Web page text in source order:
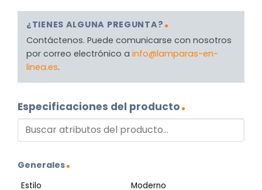
¿TIENES ALGUNA PREGUNTA?
Contáctenos. Puede comunicarse con nosotros
por correo electrónico a info@lamparas-en-
linea.es.
Especificaciones del producto
Generales
Estilo Moderno